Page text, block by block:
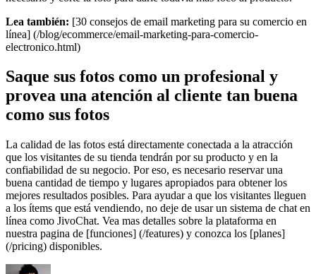
Lea también: [30 consejos de email marketing para su comercio en
línea] (/blog/ecommerce/email-marketing-para-comercio-
electronico.html)
Saque sus fotos como un profesional y
provea una atención al cliente tan buena
como sus fotos
La calidad de las fotos está directamente conectada a la atracción
que los visitantes de su tienda tendrán por su producto y en la
confiabilidad de su negocio. Por eso, es necesario reservar una
buena cantidad de tiempo y lugares apropiados para obtener los
mejores resultados posibles. Para ayudar a que los visitantes lleguen
a los ítems que está vendiendo, no deje de usar un sistema de chat en
línea como JivoChat. Vea mas detalles sobre la plataforma en
nuestra pagina de [funciones] (/features) y conozca los [planes]
(/pricing) disponibles.